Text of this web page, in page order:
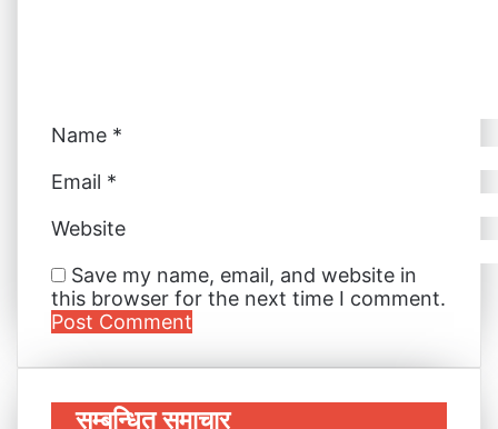
Name *
Email *
Website
Save my name, email, and website in
this browser for the next time I comment.
सम्बन्धित समाचार